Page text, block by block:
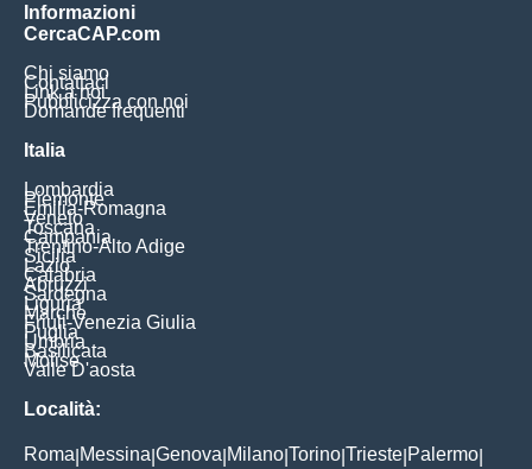
Informazioni
CercaCAP.com
Chi siamo
Contattaci
Link a noi
Pubblicizza con noi
Domande frequenti
Italia
Lombardia
Piemonte
Emilia-Romagna
Veneto
Toscana
Campania
Trentino-Alto Adige
Sicilia
Lazio
Calabria
Abruzzi
Sardegna
Liguria
Marche
Friuli-Venezia Giulia
Puglia
Umbria
Basilicata
Molise
Valle D'aosta
Località:
Roma Messina Genova Milano Torino Trieste Palermo